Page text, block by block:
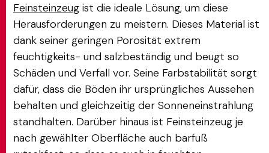
Feinsteinzeug ist die ideale Lösung, um diese
Herausforderungen zu meistern. Dieses Material ist
dank seiner geringen Porosität extrem
feuchtigkeits- und salzbeständig und beugt so
Schäden und Verfall vor. Seine Farbstabilität sorgt
dafür, dass die Böden ihr ursprüngliches Aussehen
behalten und gleichzeitig der Sonneneinstrahlung
standhalten. Darüber hinaus ist Feinsteinzeug je
nach gewählter Oberfläche auch barfuß